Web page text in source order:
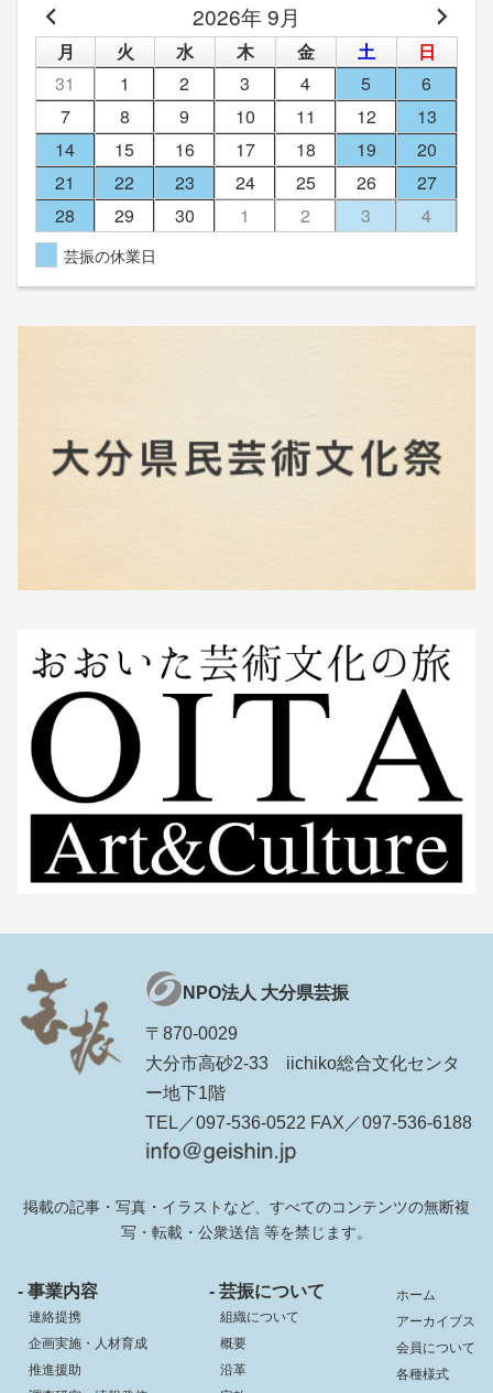
2026年 9月
月 火 水 木 金 土
日
31
1 2 3 4 5
6
7
8 9 10 11 12
13
14
15 16 17 18 19
20
21
22 23 24 25 26
27
28
29 30 1 2 3 4
芸振の休業日
NPO法人 大分県芸振
〒870-0029
大分市高砂2-33 iichiko総合文化センタ
ー地下1階
TEL／097-536-0522 FAX／097-536-6188
掲載の記事・写真・イラストなど、すべてのコンテンツの無断複
写・転載・公衆送信 等を禁じます。
- 事業内容
連絡提携
企画実施・人材育成
推進援助
- 芸振について
組織について
概要
沿革
ホーム
アーカイブス
会員について
各種様式